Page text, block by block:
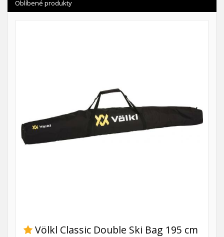
Oblíbené produkty
Völkl Classic Double Ski Bag 195 cm